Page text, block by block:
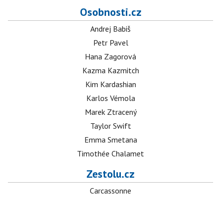
Osobnosti.cz
Andrej Babiš
Petr Pavel
Hana Zagorová
Kazma Kazmitch
Kim Kardashian
Karlos Vémola
Marek Ztracený
Taylor Swift
Emma Smetana
Timothée Chalamet
Zestolu.cz
Carcassonne